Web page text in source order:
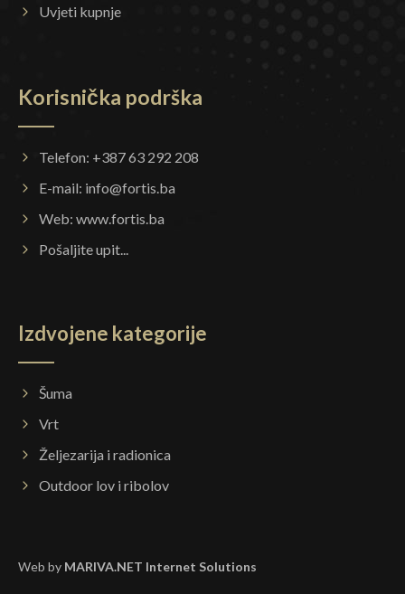
Uvjeti kupnje
Korisnička podrška
Telefon: +387 63 292 208
E-mail: info@fortis.ba
Web: www.fortis.ba
Pošaljite upit...
Izdvojene kategorije
Šuma
Vrt
Željezarija i radionica
Outdoor lov i ribolov
Web by MARIVA.NET Internet Solutions